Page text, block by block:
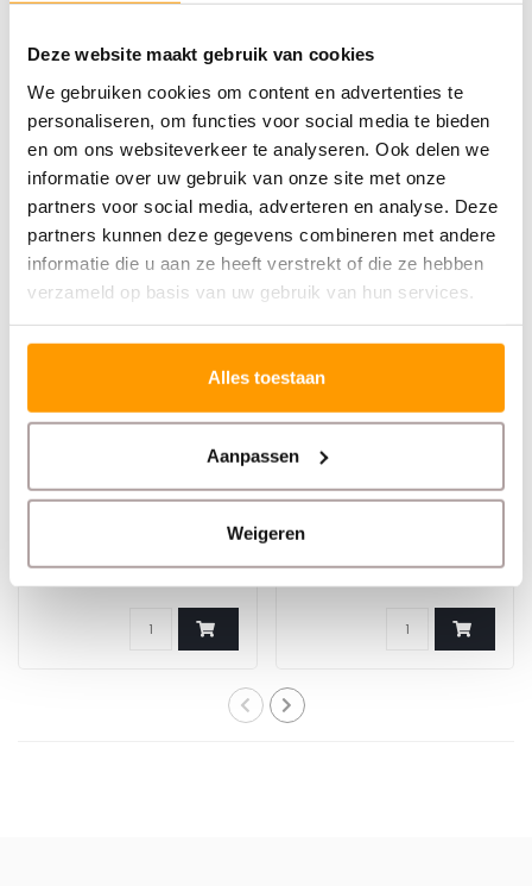
Deze website maakt gebruik van cookies
We gebruiken cookies om content en advertenties te
personaliseren, om functies voor social media te bieden
en om ons websiteverkeer te analyseren. Ook delen we
informatie over uw gebruik van onze site met onze
partners voor social media, adverteren en analyse. Deze
partners kunnen deze gegevens combineren met andere
informatie die u aan ze heeft verstrekt of die ze hebben
verzameld op basis van uw gebruik van hun services.
Alles toestaan
Aanpassen
Weigeren
Specificaties
Reviews
Gerelateerde producten
Batteries 100x100 mm
EURO-LABEL
Rood